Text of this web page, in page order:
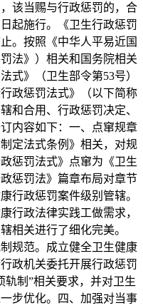
该当赐与行政惩罚的，合
起施行。《卫生行政惩罚
。按照《中华人平易近国
法》）相关和国务院相关
式》（卫生部令第53号）
政惩罚法式》（以下简称
和合用、行政惩罚决定、
内容如下：一、点窜规章
定法式条例》相关，对规
惩罚法式》点窜为《卫生
惩罚法》篇章布局对章节
行政惩罚案件级别管辖。
行政法律实践工做需求，
相关进行了细化完美。
规范。成立健全卫生健康
政机关委托开展行政惩罚
轨制”相关要求，并对卫生
步优化。四、加强对当事